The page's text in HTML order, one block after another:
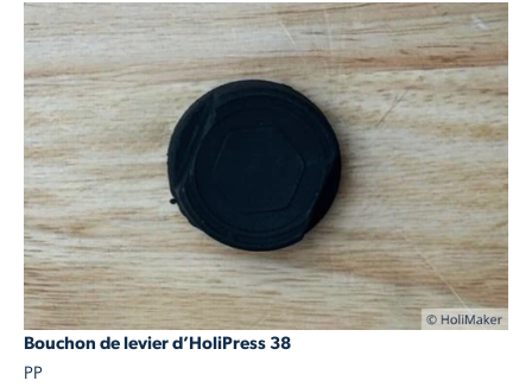
Bouchon de levier d’HoliPress 38
PP